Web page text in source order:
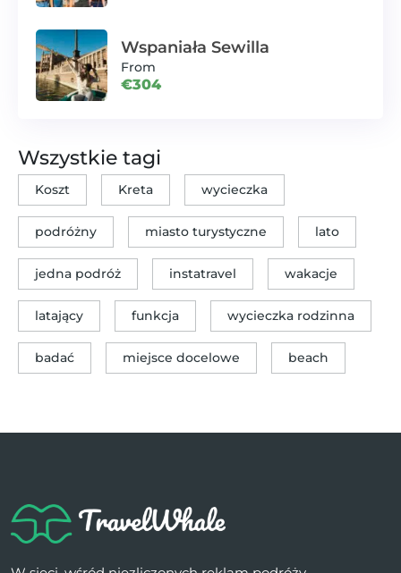
Wspaniała Sewilla
From
€304
Wszystkie tagi
Koszt Kreta wycieczka
podróżny miasto turystyczne lato
jedna podróż instatravel wakacje
latający funkcja wycieczka rodzinna
badać miejsce docelowe beach